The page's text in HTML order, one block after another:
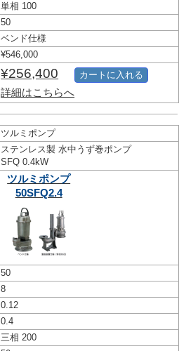
単相 100
50
ベンド仕様
¥546,000
¥256,400
詳細はこちらへ
カートに入れる
ツルミポンプ
ステンレス製 水中うず巻ポンプ
SFQ 0.4kW
ツルミポンプ
50SFQ2.4
50
8
0.12
0.4
三相 200